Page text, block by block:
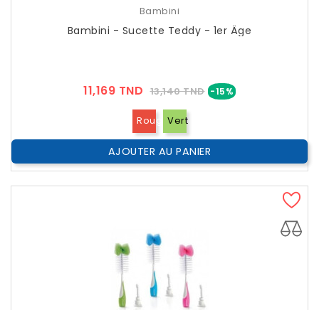
Bambini
Bambini - Sucette Teddy - 1er Âge
11,169 TND Prix
Public
13,140 TND -15%Prix
RougeVert
AJOUTER AU PANIER